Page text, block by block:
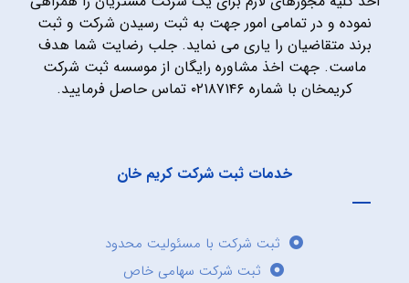
نموده و در تمامی امور جهت به ثبت رسیدن شرکت و ثبت
برند متقاضیان را یاری می نماید. جلب رضایت شما هدف
ماست. جهت اخذ مشاوره رایگان از موسسه ثبت شرکت
کریمخان با شماره ۰۲۱۸۷۱۴۶ تماس حاصل فرمایید.
خدمات ثبت شرکت کریم خان
ثبت شرکت با مسئولیت محدود
ثبت شرکت سهامی خاص